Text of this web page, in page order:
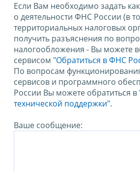
Если Вам необходимо задать
о деятельности ФНС России (в
территориальных налоговых
получить разъяснения по
налогообложения - Вы можете
сервисом "Обратиться в ФНС
По вопросам
сервисов и программного
России Вы можете обратиться в
технической поддержки".
Ваше сообщение: